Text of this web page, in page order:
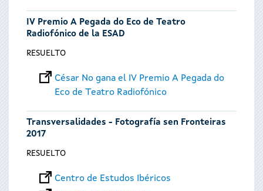
IV Premio A Pegada do Eco de Teatro
Radiofónico de la ESAD
RESUELTO
César No gana el IV Premio A Pegada do
Eco de Teatro Radiofónico
Transversalidades - Fotografía sen Fronteiras
2017
RESUELTO
Centro de Estudos Ibéricos